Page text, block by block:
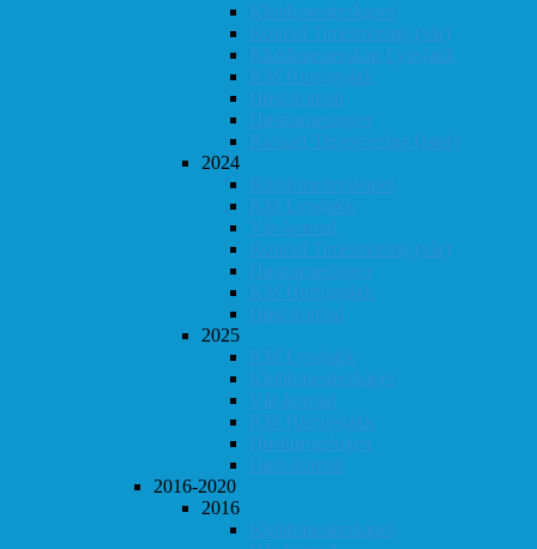
Klubbmesterskapet
Konrad Timestrening (vår)
Klubbmesterskap Lynsjakk
KM Hurtigsjakk
Høst-konrad
Høstturneringen
Konrad Timestrening (høst)
2024
Klubbmesterskapet
KM Lynsjakk
Vår-konrad
Konrad Timestrening (vår)
Høstturneringen
KM Hurtigsjakk
Høst-konrad
2025
KM Lynsjakk
Klubbmesterskapet
Vår-konrad
KM Hurtigsjakk
Høstturneringen
Høst-konrad
2016-2020
2016
Klubbmesterskapet